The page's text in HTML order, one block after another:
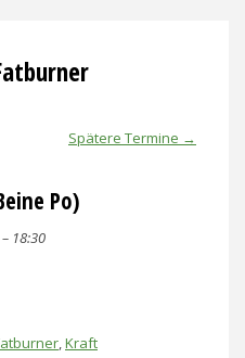
Spätere Termine →
Po)
– 18:30
,Kraft